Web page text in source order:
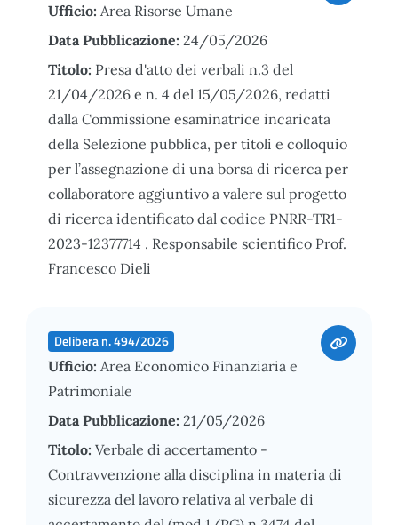
Ufficio: Area Risorse Umane
Data Pubblicazione: 24/05/2026
Titolo: Presa d'atto dei verbali n.3 del
21/04/2026 e n. 4 del 15/05/2026, redatti
dalla Commissione esaminatrice incaricata
della Selezione pubblica, per titoli e colloquio
per l’assegnazione di una borsa di ricerca per
collaboratore aggiuntivo a valere sul progetto
di ricerca identificato dal codice PNRR-TR1-
2023-12377714 . Responsabile scientifico Prof.
Francesco Dieli
Delibera n. 494/2026
Ufficio: Area Economico Finanziaria e
Patrimoniale
Data Pubblicazione: 21/05/2026
Titolo: Verbale di accertamento -
Contravvenzione alla disciplina in materia di
sicurezza del lavoro relativa al verbale di